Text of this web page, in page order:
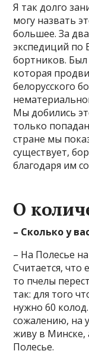
Я так долго
могу назвать
большее. За
экспедиций по
бортников.
которая
белорусского
Мы добились
только
стране мы
существует,
благодаря им
О
– Сколько у
– На Полесье
Считается, что
то пчелы
так: для того
нужно 60
сожалению, на
живу в Минске,
Полесье.